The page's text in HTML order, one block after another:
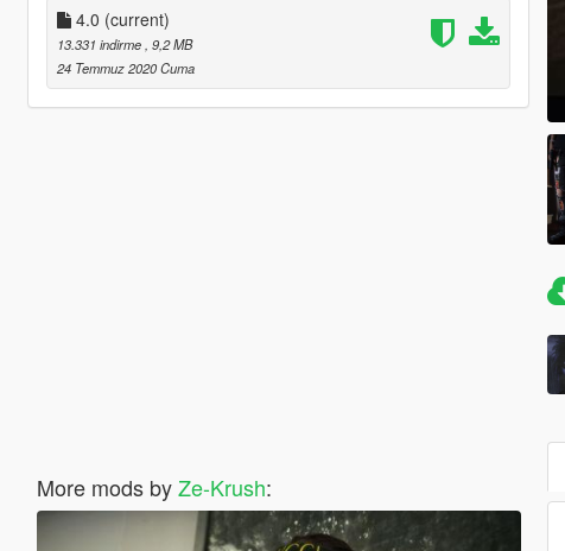
4.0 (current)
13.331 indirme , 9,2 MB
24 Temmuz 2020 Cuma
More mods byZe-Krush: